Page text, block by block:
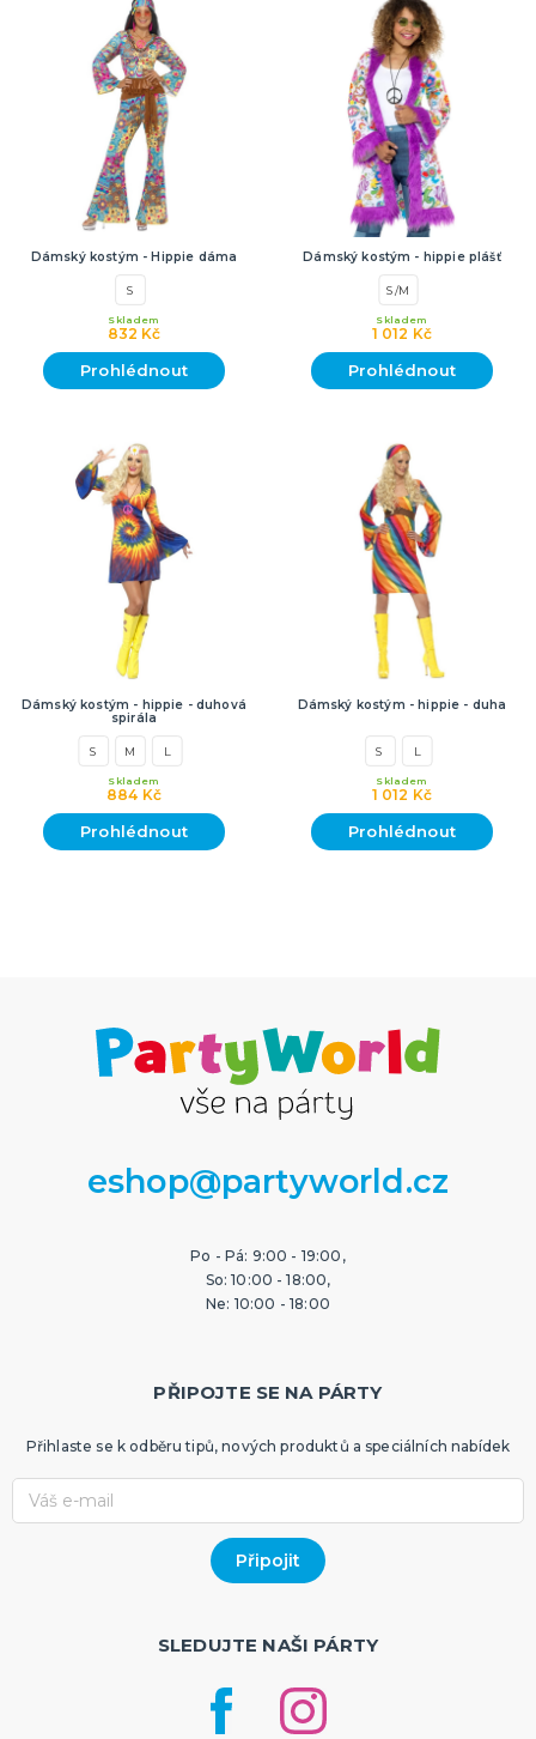
Dámský kostým - Hippie dáma
S
832 Kč
Skladem
Prohlédnout
Dámský kostým - hippie plášť
S/M
1 012 Kč
Skladem
Prohlédnout
Dámský kostým - hippie - duhová
spirála
S M L
884 Kč
Skladem
Prohlédnout
Dámský kostým - hippie - duha
S L
1 012 Kč
Skladem
Prohlédnout
eshop@partyworld.cz
Po - Pá: 9:00 - 19:00,
So: 10:00 - 18:00,
Ne: 10:00 - 18:00
PŘIPOJTE SE NA PÁRTY
Přihlaste se k odběru tipů, nových produktů a speciálních nabídek
SLEDUJTE NAŠI PÁRTY